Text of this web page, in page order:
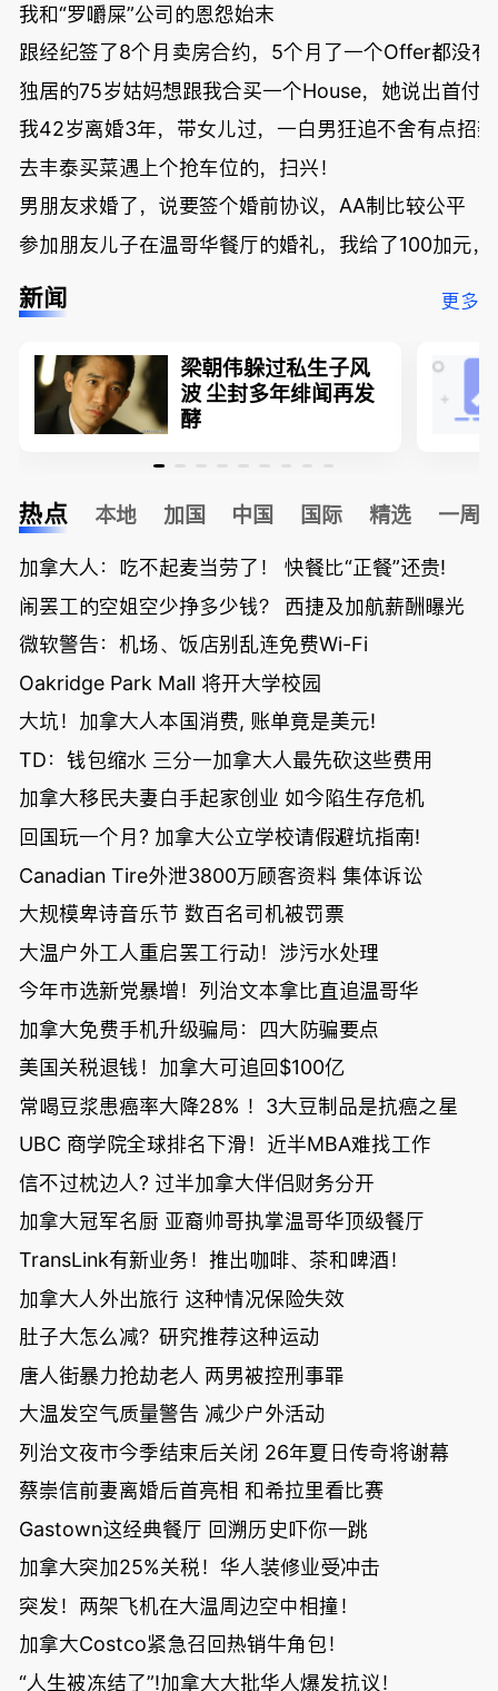
我和“罗嚼屎”公司的恩怨始末
跟经纪签了8个月卖房合约，5个月了一个Offer都没有
独居的75岁姑妈想跟我合买一个House，她说出首付
我42岁离婚3年，带女儿过，一白男狂追不舍有点招
去丰泰买菜遇上个抢车位的，扫兴！
男朋友求婚了，说要签个婚前协议，AA制比较公平
参加朋友儿子在温哥华餐厅的婚礼，我给了100加元，
新闻 更多
梁朝伟躲过私生子风
波 尘封多年绯闻再发
酵
热点 本地 加国 中国 国际 精选 一周
加拿大人：吃不起麦当劳了！ 快餐比“正餐”还贵!
闹罢工的空姐空少挣多少钱？ 西捷及加航薪酬曝光
微软警告：机场、饭店别乱连免费Wi-Fi
Oakridge Park Mall 将开大学校园
大坑！加拿大人本国消费, 账单竟是美元!
TD：钱包缩水 三分一加拿大人最先砍这些费用
加拿大移民夫妻白手起家创业 如今陷生存危机
回国玩一个月? 加拿大公立学校请假避坑指南!
Canadian Tire外泄3800万顾客资料 集体诉讼
大规模卑诗音乐节 数百名司机被罚票
大温户外工人重启罢工行动！涉污水处理
今年市选新党暴增！列治文本拿比直追温哥华
加拿大免费手机升级骗局：四大防骗要点
美国关税退钱！加拿大可追回$100亿
常喝豆浆患癌率大降28% ！3大豆制品是抗癌之星
UBC 商学院全球排名下滑！近半MBA难找工作
信不过枕边人? 过半加拿大伴侣财务分开
加拿大冠军名厨 亚裔帅哥执掌温哥华顶级餐厅
TransLink有新业务！推出咖啡、茶和啤酒！
加拿大人外出旅行 这种情况保险失效
肚子大怎么减？研究推荐这种运动
唐人街暴力抢劫老人 两男被控刑事罪
大温发空气质量警告 减少户外活动
列治文夜市今季结束后关闭 26年夏日传奇将谢幕
蔡崇信前妻离婚后首亮相 和希拉里看比赛
Gastown这经典餐厅 回溯历史吓你一跳
加拿大突加25%关税！华人装修业受冲击
突发！两架飞机在大温周边空中相撞！
加拿大Costco紧急召回热销牛角包！
“人生被冻结了”!加拿大大批华人爆发抗议！